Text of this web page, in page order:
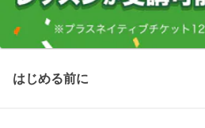
はじめる前に